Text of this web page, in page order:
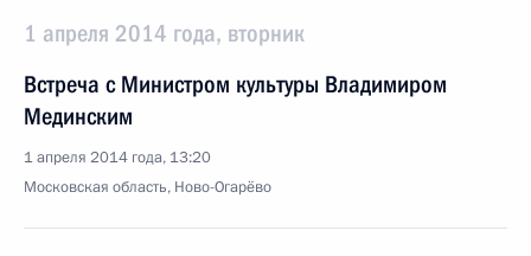
1 апреля 2014 года, вторник
Встреча с Министром культуры Владимиром
Мединским
1 апреля 2014 года, 13:20
Московская область, Ново-Огарёво